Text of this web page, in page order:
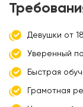
Девушки от
Уверенный
Быстрая
Грамотная